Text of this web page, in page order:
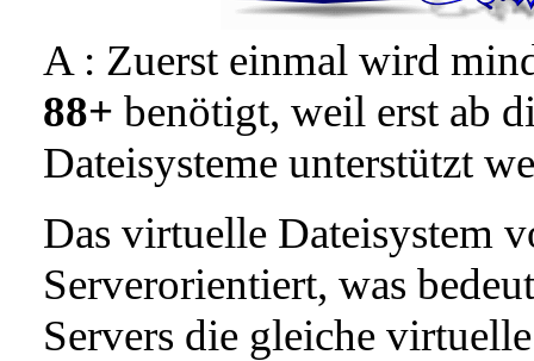
A : Zuerst einmal wird
88+ benötigt, weil erst ab
Dateisysteme unterstützt
Das virtuelle Dateisystem
Serverorientiert, was
Servers die gleiche